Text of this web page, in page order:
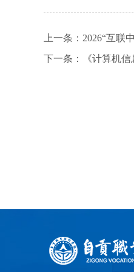
上一条： 2026“互联
下一条：
《计算机